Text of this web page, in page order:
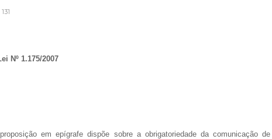
131
Nº 1.175/2007
em epígrafe dispõe sobre a obrigatoriedade da comunicação de